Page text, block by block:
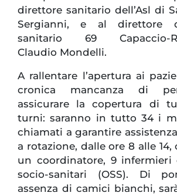
direttore sanitario dell’Asl di
Sergianni, e al direttore
sanitario 69 Capaccio-
Claudio Mondelli.
A rallentare l’apertura ai
cronica mancanza di
assicurare la copertura di
turni: saranno in tutto 34 i
chiamati a garantire
a rotazione, dalle ore 8 alle
un coordinatore, 9 infermieri
socio-sanitari (OSS). Di
assenza di camici bianchi,